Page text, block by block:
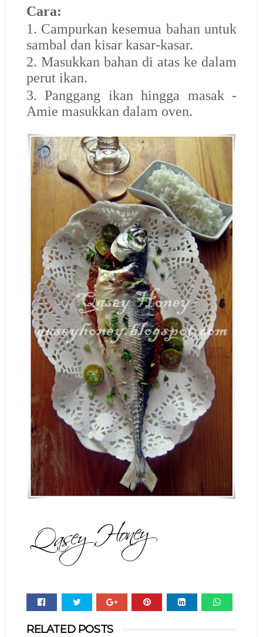
Cara:
1. Campurkan kesemua bahan untuk
sambal dan kisar kasar-kasar.
2. Masukkan bahan di atas ke dalam
perut ikan.
3. Panggang ikan hingga masak -
Amie masukkan dalam oven.
RELATED POSTS